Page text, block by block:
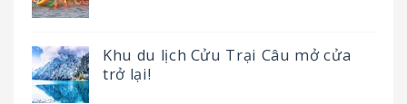
Khu du lịch Cửu Trại Câu mở cửa
trở lại!